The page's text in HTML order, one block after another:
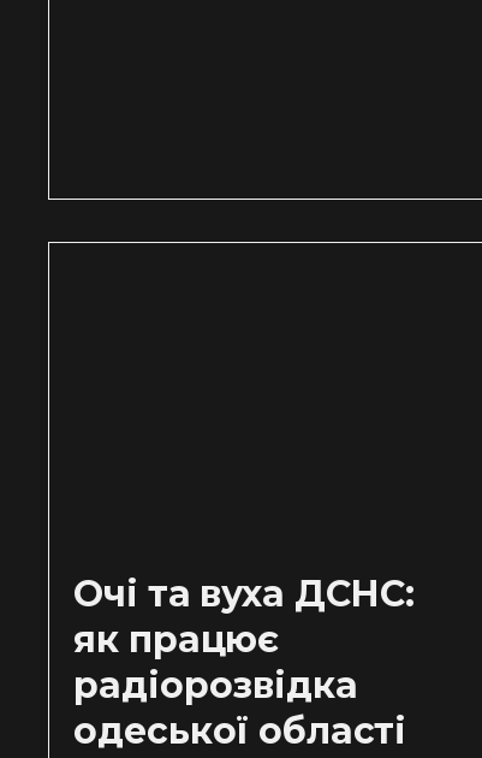
Очі та вуха ДСНС:
як працює
радіорозвідка
одеської області